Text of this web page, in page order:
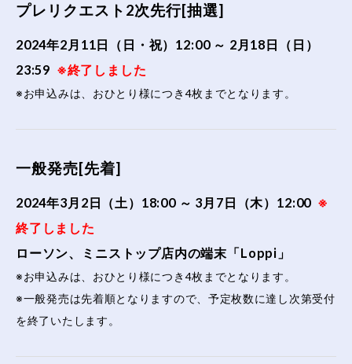
プレリクエスト2次先行[抽選]
2024年2月11日（日・祝）12:00 ～ 2月18日（日）
23:59 ※終了しました
※お申込みは、おひとり様につき4枚までとなります。
一般発売[先着]
2024年3月2日（土）18:00 ～ 3月7日（木）12:00 ※
終了しました
ローソン、ミニストップ店内の端末「Loppi」
※お申込みは、おひとり様につき4枚までとなります。
※一般発売は先着順となりますので、予定枚数に達し次第受付
を終了いたします。